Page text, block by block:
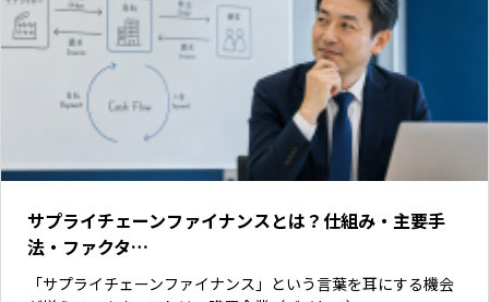
サプライチェーンファイナンスとは？仕組み・主要手
法・ファクタ…
「サプライチェーンファイナンス」という言葉を耳にする機会
いますぐ無料登録